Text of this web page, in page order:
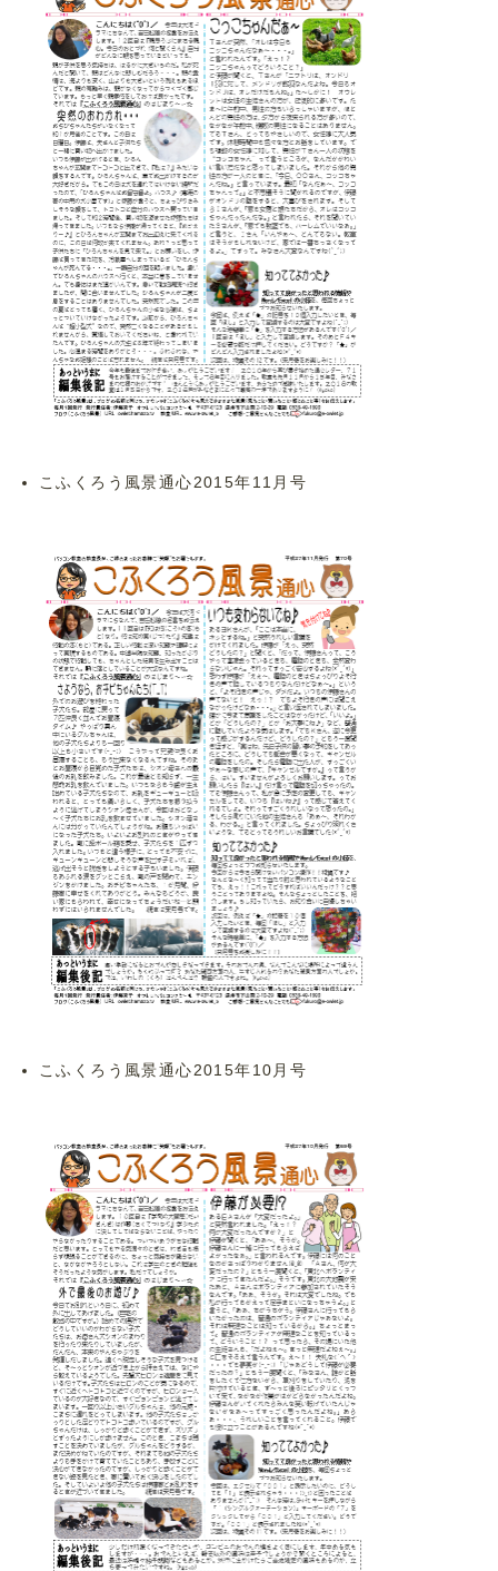
こふくろう風景通心2015年11月号
こふくろう風景通心2015年10月号